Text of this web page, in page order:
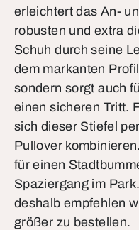
erleichtert das An-
robusten und extra
Schuh durch seine
dem markanten
sondern sorgt auch
einen sicheren Tritt.
sich dieser Stiefel
Pullover
für einen
Spaziergang im
deshalb empfehlen
größer zu bestellen.